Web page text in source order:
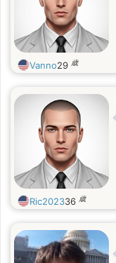
Vanno29 歳
Ric202336 歳